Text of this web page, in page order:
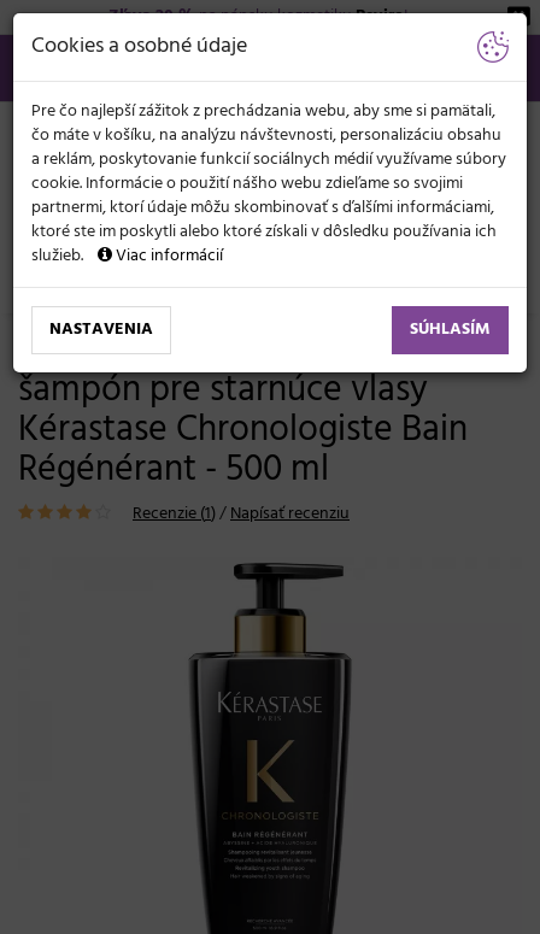
Zľava 20 %na pánsku kozmetikuBeviro!
02/21 201 099
info@svetkadernictva.sk
Po−pia: 8−17
Všetko o nákupe €
KATEGÓRIE
MENU
Vlasová kozmetika Šampóny Lámavé a unavené časom
Revitalizačný hydratačný
šampón pre starnúce vlasy
Kérastase Chronologiste Bain
Régénérant - 500 ml
Recenzie (1)/Napísať recenziu
Cookies a osobné údaje
Pre čo najlepší zážitok z prechádzania webu, aby sme si pamätali,
čo máte v košíku, na analýzu návštevnosti, personalizáciu obsahu
a reklám, poskytovanie funkcií sociálnych médií využívame súbory
cookie. Informácie o použití nášho webu zdieľame so svojimi
partnermi, ktorí údaje môžu skombinovať s ďalšími informáciami,
ktoré ste im poskytli alebo ktoré získali v dôsledku používania ich
služieb.
Viac informácií
NASTAVENIA SÚHLASÍM